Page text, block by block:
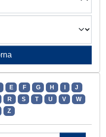
E F G H
J
R S T U V
W
Z